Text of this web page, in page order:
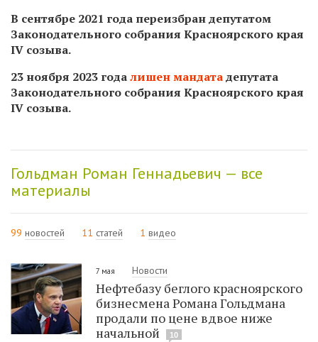
В сентябре 2021 года переизбран депутатом
Законодательного собрания Красноярского края
IV созыва.
23 ноября 2023 годалишен мандатадепутата
Законодательного собрания Красноярского края
IV созыва.
Гольдман Роман Геннадьевич — все
материалы
99 новостей 11 статей 1 видео
7 мая Новости
Нефтебазу беглого красноярского
бизнесмена Романа Гольдмана
продали по цене вдвое ниже
начальной
10